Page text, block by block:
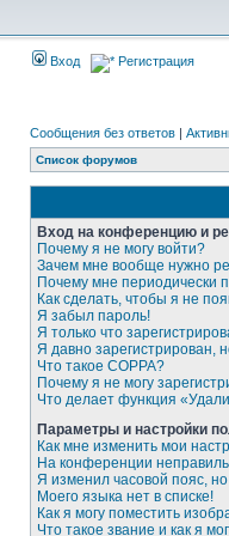
Вход Регистрация
Сообщения без ответов |
Список форумов
Вход на конференцию и
Почему я не могу войти?
Зачем мне вообще нужно
Почему мне периодически
Как сделать, чтобы я не
Я забыл пароль!
Я только что
Я давно зарегистрирован,
Что такое COPPA?
Почему я не могу
Что делает функция
Параметры и настройки
Как мне изменить мои
На конференции
Я изменил часовой пояс,
Моего языка нет в списке!
Как я могу поместить
Что такое звание и как я